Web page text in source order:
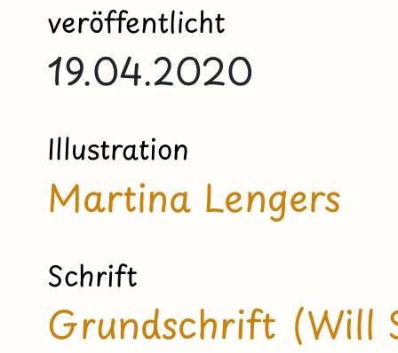
veröffentlicht
19.04.2020
Illustration
Martina Lengers
Schrift
Grundschrift (Will